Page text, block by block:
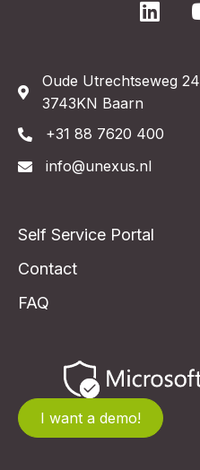
Oude Utrechtseweg 24
3743KN Baarn
+31 88 7620 400
info@unexus.nl
Self Service Portal
Contact
FAQ
I want a demo!